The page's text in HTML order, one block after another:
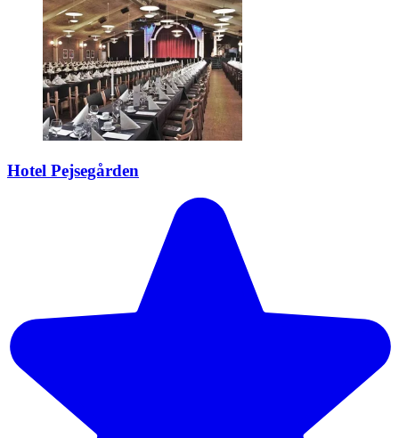
Hotel Pejsegården